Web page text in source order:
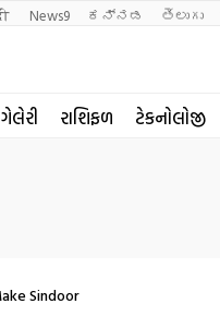
News9 ಕನ್ನಡ తెలుగు
રાશિફળ ટેકનોલોજી
Sindoor